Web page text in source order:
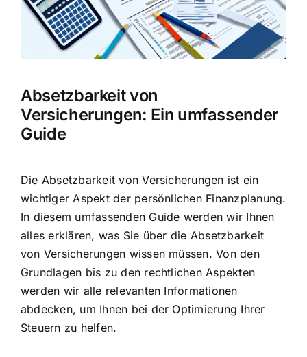
Hausratversicherung
Berufsunfähigkeitsversicherung
Weitere Tarifvergleiche
Hilfe und Kontakt
Absetzbarkeit von
Versicherungen: Ein umfassender
Guide
Die Absetzbarkeit von Versicherungen ist ein
wichtiger Aspekt der persönlichen Finanzplanung.
In diesem umfassenden Guide werden wir Ihnen
alles erklären, was Sie über die Absetzbarkeit
von Versicherungen wissen müssen. Von den
Grundlagen bis zu den rechtlichen Aspekten
werden wir alle relevanten Informationen
abdecken, um Ihnen bei der Optimierung Ihrer
Steuern zu helfen.